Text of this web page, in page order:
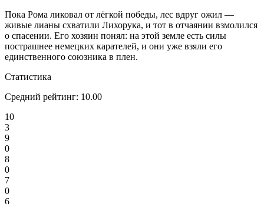
Пока Рома ликовал от лёгкой победы, лес вдруг ожил —
живые лианы схватили Лихорука, и тот в отчаянии взмолился
о спасении. Его хозяин понял: на этой земле есть силы
пострашнее немецких карателей, и они уже взяли его
единственного союзника в плен.
Статистика
Средний рейтинг: 10.00
10
3
9
0
8
0
7
0
6